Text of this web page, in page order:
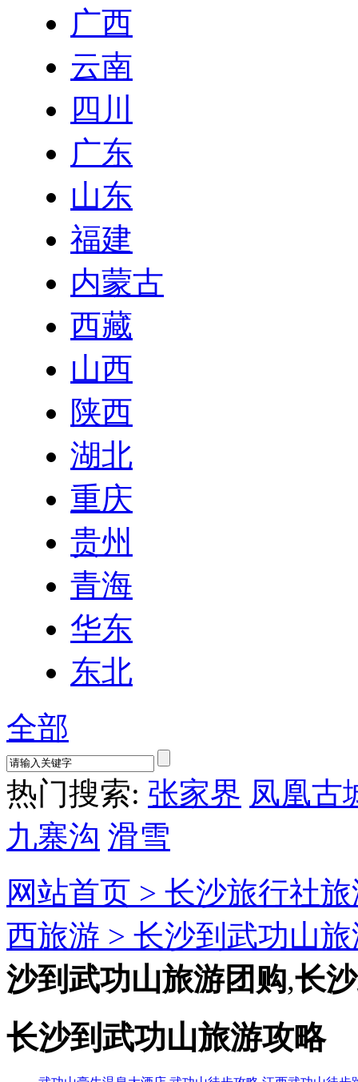
广西
云南
四川
广东
山东
福建
内蒙古
西藏
山西
陕西
湖北
重庆
贵州
青海
华东
东北
全部
热门搜索: 张家界 凤凰古
九寨沟 滑雪
网站首页 > 长沙旅行社
西旅游 > 长沙到武功山
沙到武功山旅游团购,长
长沙到武功山旅游攻略